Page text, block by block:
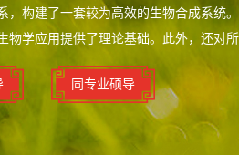
，构建了一套较为高效的生物合成系统
物学应用提供了理论基础。此外，还对
同专业硕导